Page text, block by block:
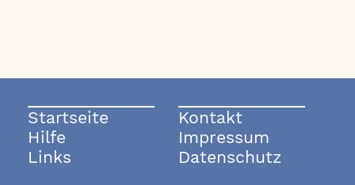
Startseite
Hilfe
Links
Kontakt
Impressum
Datenschutz